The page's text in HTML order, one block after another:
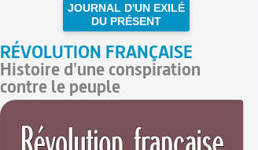
JOURNAL D'UN EXILÉ
DU PRÉSENT
RÉVOLUTION FRANÇAISE
Histoire d'une conspiration
contre le peuple